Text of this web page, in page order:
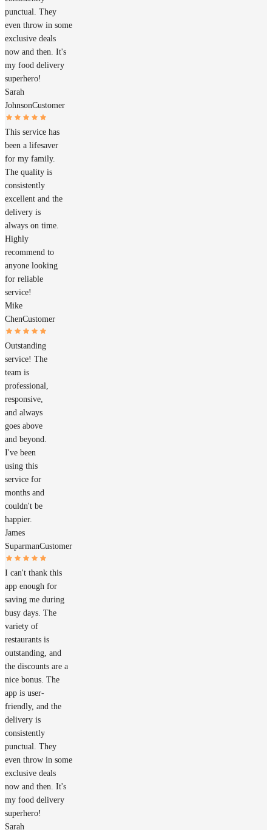
punctual. They
even throw in some
exclusive deals
now and then. It's
my food delivery
superhero!
Sarah
JohnsonCustomer
This service has
been a lifesaver
for my family.
The quality is
consistently
excellent and the
delivery is
always on time.
Highly
recommend to
anyone looking
for reliable
service!
Mike
ChenCustomer
Outstanding
service! The
team is
professional,
responsive,
and always
goes above
and beyond.
I've been
using this
service for
months and
couldn't be
happier.
James
SuparmanCustomer
I can't thank this
app enough for
saving me during
busy days. The
variety of
restaurants is
outstanding, and
the discounts are a
nice bonus. The
app is user-
friendly, and the
delivery is
consistently
punctual. They
even throw in some
exclusive deals
now and then. It's
my food delivery
superhero!
Sarah